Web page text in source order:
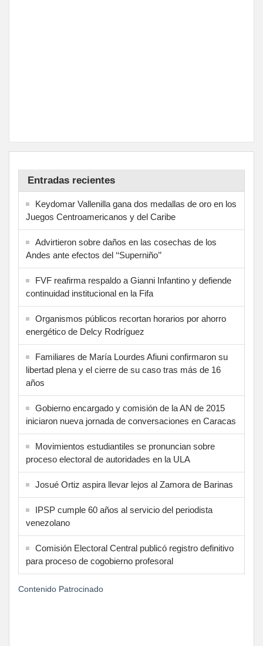
Entradas recientes
Keydomar Vallenilla gana dos medallas de oro en los
Juegos Centroamericanos y del Caribe
Advirtieron sobre daños en las cosechas de los
Andes ante efectos del ‘‘Superniño’’
FVF reafirma respaldo a Gianni Infantino y defiende
continuidad institucional en la Fifa
Organismos públicos recortan horarios por ahorro
energético de Delcy Rodríguez
Familiares de María Lourdes Afiuni confirmaron su
libertad plena y el cierre de su caso tras más de 16
años
Gobierno encargado y comisión de la AN de 2015
iniciaron nueva jornada de conversaciones en Caracas
Movimientos estudiantiles se pronuncian sobre
proceso electoral de autoridades en la ULA
Josué Ortiz aspira llevar lejos al Zamora de Barinas
IPSP cumple 60 años al servicio del periodista
venezolano
Comisión Electoral Central publicó registro definitivo
para proceso de cogobierno profesoral
Contenido Patrocinado